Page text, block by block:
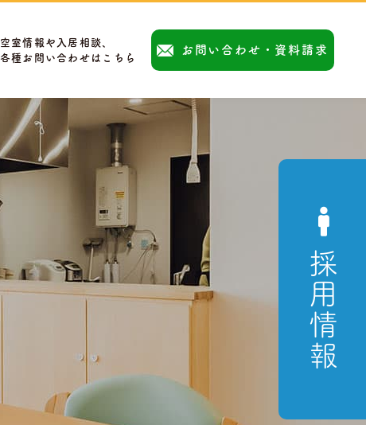
空室情報や入居相談、
各種お問い合わせはこちら
お問い合わせ・資料請求
採用情報